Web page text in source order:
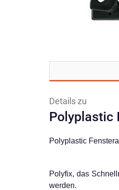
Details zu
Polyplastic
Polyplastic
Polyfix, das
werden.